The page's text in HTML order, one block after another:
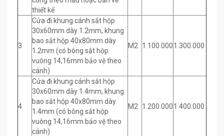
thiết kế
3
Cửa đi khung cánh sắt hộp
30x60mm dày 1.2mm, khung
bao sắt hộp 40x80mm dày
1.2mm (có bông sắt hộp
vuông 14,16mm bảo vệ theo
cánh)
M2 1.100.0001.300.000
4
Cửa đi khung cánh sắt hộp
30x60mm dày 1.4mm, khung
bao sắt hộp 40x80mm dày
1.4mm (có bông sắt hộp
vuông 14,16mm bảo vệ theo
cánh)
M2 1.200.0001.400.000